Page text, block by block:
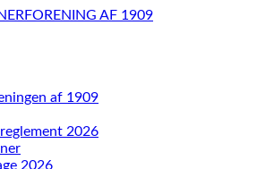
af 1909
2026
2026